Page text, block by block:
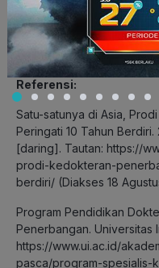
Referensi:
Satu-satunya di Asia,
Peringati 10 Tahun
[daring]. Tautan: https://
prodi-kedokteran-
berdiri/ (Diakses 18
Program Pendidikan
Penerbangan. Universitas
https://www.ui.ac.id/
pasca/program-spesialis-